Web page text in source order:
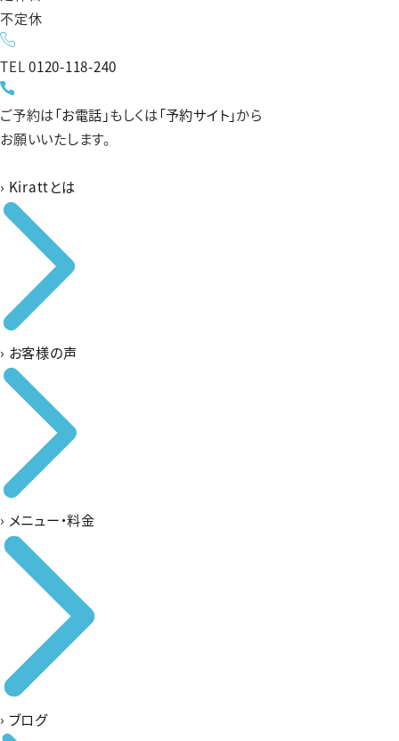
不定休
TEL0120-118-240
ご予約は「お電話」もしくは「予約サイト」から
お願いいたします。
› Kirattとは
› お客様の声
› メニュー・料金
› ブログ